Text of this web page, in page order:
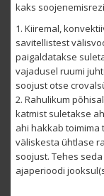
kaks
1. Kiiremal,
savitellistest
paigaldatakse
vajadusel ruumi
soojust otse
2. Rahulikum
katmist suletakse
ahi hakkab
väliskesta ühtlase
soojust. Tehes
ajaperioodi